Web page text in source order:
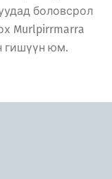
боловсрол
Murlpirrmarra
гишүүн юм.